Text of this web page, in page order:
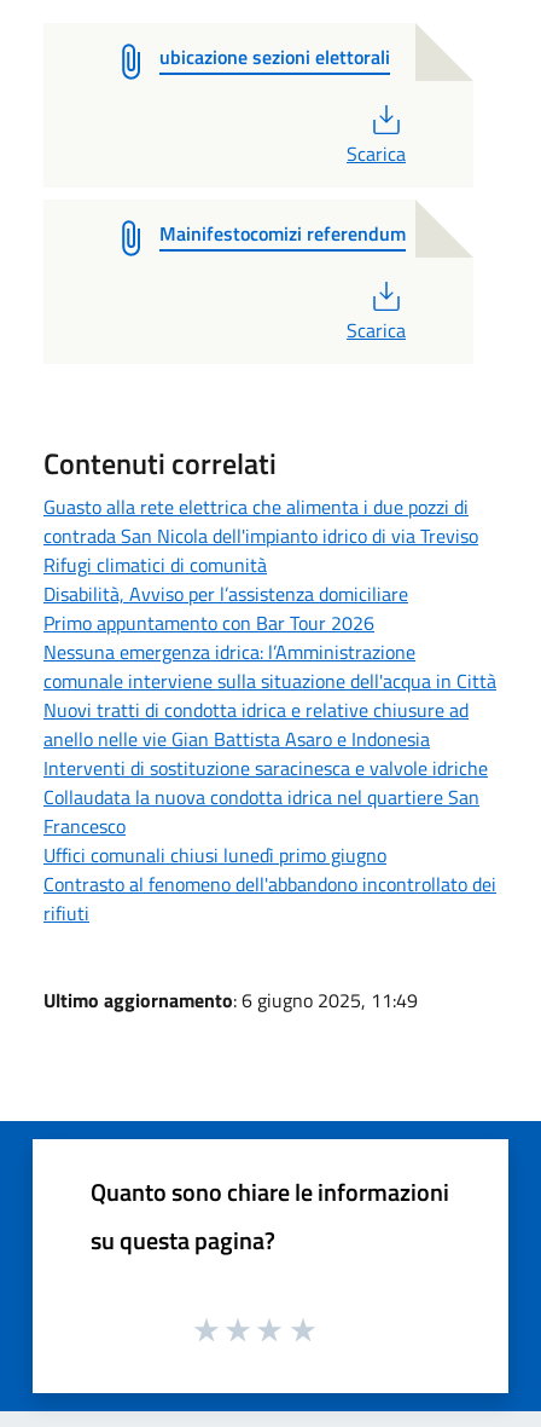
ubicazione sezioni elettorali
Scarica
Mainifestocomizi referendum
Scarica
Contenuti correlati
Guasto alla rete elettrica che alimenta i due pozzi di
contrada San Nicola dell'impianto idrico di via Treviso
Rifugi climatici di comunità
Disabilità, Avviso per l’assistenza domiciliare
Primo appuntamento con Bar Tour 2026
Nessuna emergenza idrica: l’Amministrazione
comunale interviene sulla situazione dell'acqua in Città
Nuovi tratti di condotta idrica e relative chiusure ad
anello nelle vie Gian Battista Asaro e Indonesia
Interventi di sostituzione saracinesca e valvole idriche
Collaudata la nuova condotta idrica nel quartiere San
Francesco
Uffici comunali chiusi lunedì primo giugno
Contrasto al fenomeno dell'abbandono incontrollato dei
rifiuti
Ultimo aggiornamento: 6 giugno 2025, 11:49
Quanto sono chiare le informazioni
su questa pagina?